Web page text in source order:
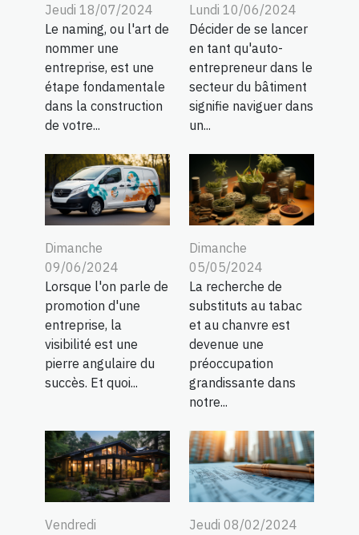
Jeudi 18/07/2024
Le naming, ou l'art de
nommer une
entreprise, est une
étape fondamentale
dans la construction
de votre...
Lundi 10/06/2024
Décider de se lancer
en tant qu'auto-
entrepreneur dans le
secteur du bâtiment
signifie naviguer dans
un...
Dimanche
09/06/2024
Lorsque l'on parle de
promotion d'une
entreprise, la
visibilité est une
pierre angulaire du
succès. Et quoi...
Dimanche
05/05/2024
La recherche de
substituts au tabac
et au chanvre est
devenue une
préoccupation
grandissante dans
notre...
Vendredi
Jeudi 08/02/2024